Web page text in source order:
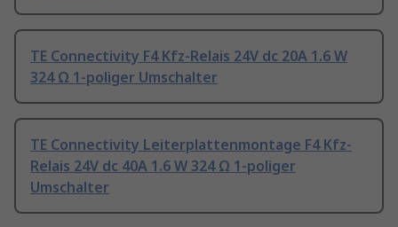
TE Connectivity F4 Kfz-Relais 24V dc 20A 1.6 W
324 Ω 1-poliger Umschalter
TE Connectivity Leiterplattenmontage F4 Kfz-
Relais 24V dc 40A 1.6 W 324 Ω 1-poliger
Umschalter